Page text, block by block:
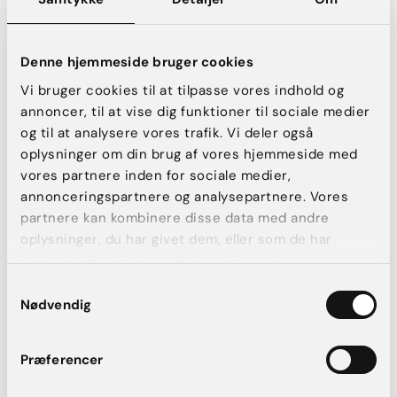
Denne hjemmeside bruger cookies
Vi bruger cookies til at tilpasse vores indhold og
annoncer, til at vise dig funktioner til sociale medier
og til at analysere vores trafik. Vi deler også
oplysninger om din brug af vores hjemmeside med
vores partnere inden for sociale medier,
annonceringspartnere og analysepartnere. Vores
partnere kan kombinere disse data med andre
oplysninger, du har givet dem, eller som de har
indsamlet fra din brug af deres tjenester.
Nødvendig
Præferencer
body sculpting?
Både fedtsugning og CoolSculpting kan anvendes på
Mave og maveflanker
Hofter og “love handles”
Inderlår og yderlår
Overarme
Under hagen
Hos AK Aesthetics vurderer vi altid din krop individuelt og
hjælper dig med at finde den løsning, der passer bedst til
på vej